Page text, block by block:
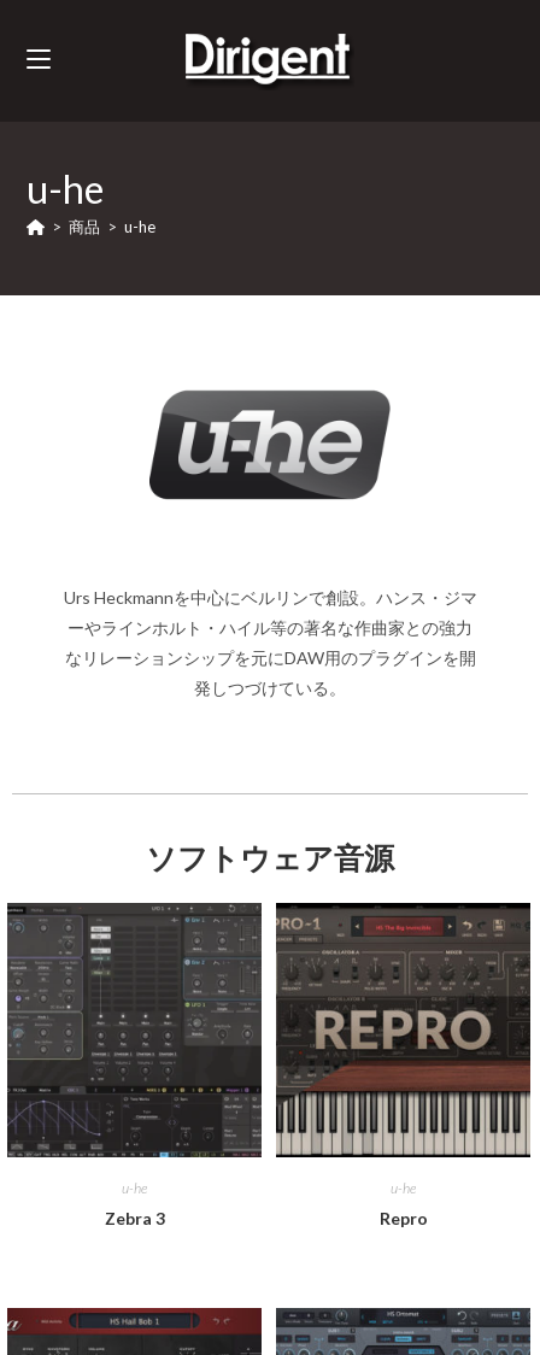
u-he
> 商品 > u-he
Urs Heckmannを中心にベルリンで創設。ハンス・ジマ
ーやラインホルト・ハイル等の著名な作曲家との強力
なリレーションシップを元にDAW用のプラグインを開
発しつづけている。
ソフトウェア音源
u-he
Zebra 3
u-he
Repro